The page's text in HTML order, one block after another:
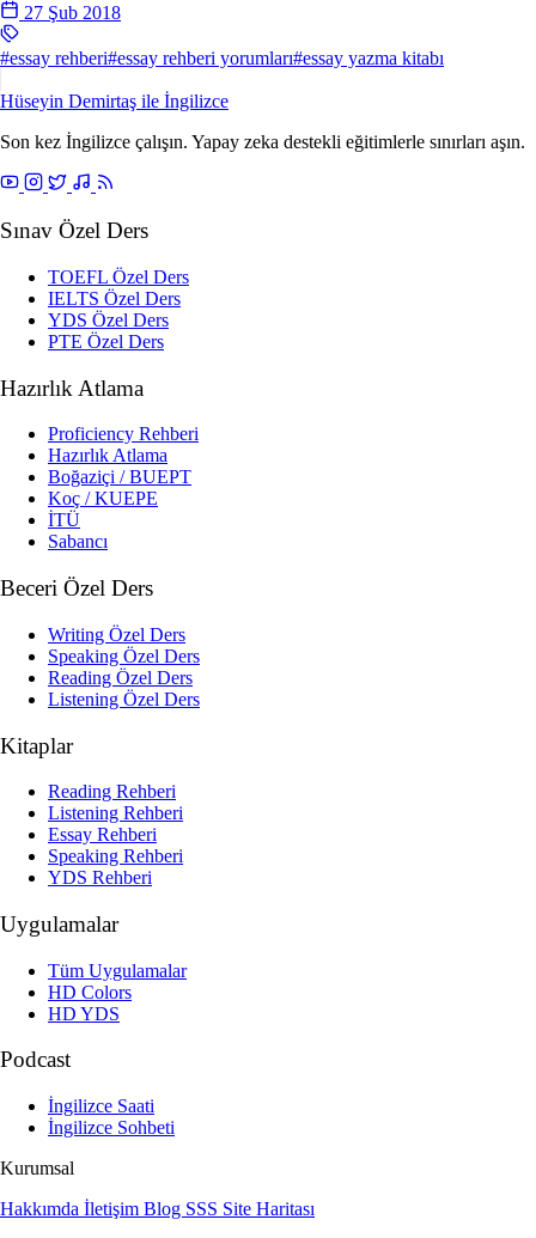
27 Şub 2018
#essay rehberi#essay rehberi yorumları#essay yazma kitabı
Hüseyin Demirtaş ile İngilizce
Son kez İngilizce çalışın. Yapay zeka destekli eğitimlerle sınırları aşın.
Sınav Özel Ders
TOEFL Özel Ders
IELTS Özel Ders
YDS Özel Ders
PTE Özel Ders
Hazırlık Atlama
Proficiency Rehberi
Hazırlık Atlama
Boğaziçi / BUEPT
Koç / KUEPE
İTÜ
Sabancı
Beceri Özel Ders
Writing Özel Ders
Speaking Özel Ders
Reading Özel Ders
Listening Özel Ders
Kitaplar
Reading Rehberi
Listening Rehberi
Essay Rehberi
Speaking Rehberi
YDS Rehberi
Uygulamalar
Tüm Uygulamalar
HD Colors
HD YDS
Podcast
İngilizce Saati
İngilizce Sohbeti
Kurumsal
Hakkımda İletişim Blog SSS Site Haritası